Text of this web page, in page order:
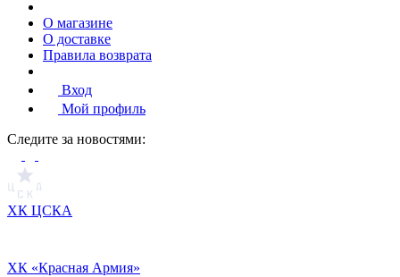
О магазине
О доставке
Правила возврата
Вход
Мой профиль
Cледите за новостями:
ХК ЦСКА
ХК «Красная Армия»